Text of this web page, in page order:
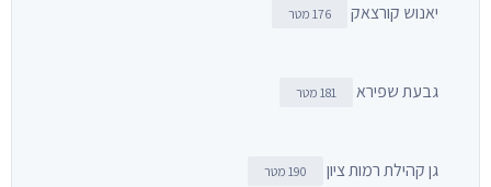
יאנוש קורצאק 176 מטר
גבעת שפירא 181 מטר
גן קהילת רמות ציון 190 מטר